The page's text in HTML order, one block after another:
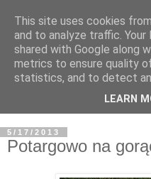
5/17/2013
Potargowo na
This site uses cookies
and to analyze traffic.
shared with Google along
metrics to ensure quality
statistics, and to detect
LEARN